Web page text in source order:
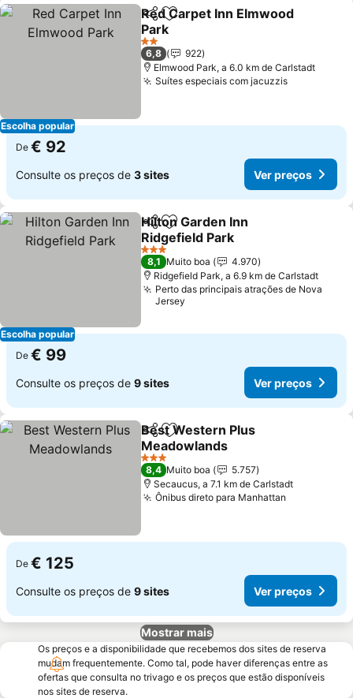
Escolha popular
PartilharAdicionar aos favoritos
Red Carpet Inn Elmwood
Park
2 Estrelas
6,8
922
Elmwood Park, a 6.0 km de Carlstadt
Suítes especiais com jacuzzis
De € 92
Consulte os preços de 3 sites Ver preços
Escolha popular
PartilharAdicionar aos favoritos
Hilton Garden Inn
Ridgefield Park
3 Estrelas
8,1 Muito boa
4.970
Ridgefield Park, a 6.9 km de Carlstadt
Perto das principais atrações de Nova
Jersey
De € 99
Consulte os preços de 9 sites Ver preços
PartilharAdicionar aos favoritos
Best Western Plus
Meadowlands
3 Estrelas
8,4 Muito boa
5.757
Secaucus, a 7.1 km de Carlstadt
Ônibus direto para Manhattan
De € 125
Consulte os preços de 9 sites Ver preços
Mostrar mais
Os preços e a disponibilidade que recebemos dos sites de reserva
mudam frequentemente. Como tal, pode haver diferenças entre as
ofertas que consulta no trivago e os preços que estão disponíveis
nos sites de reserva.